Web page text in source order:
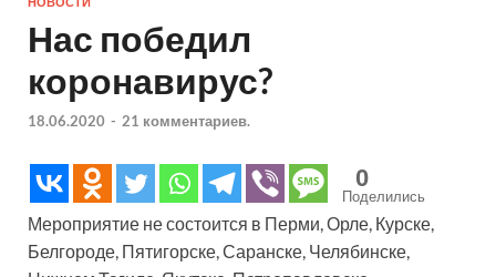
Нас победил
коронавирус?
18.06.2020 - 21 комментариев.
0
Поделились
Мероприятие не состоится в Перми, Орле, Курске,
Белгороде, Пятигорске, Саранске, Челябинске,